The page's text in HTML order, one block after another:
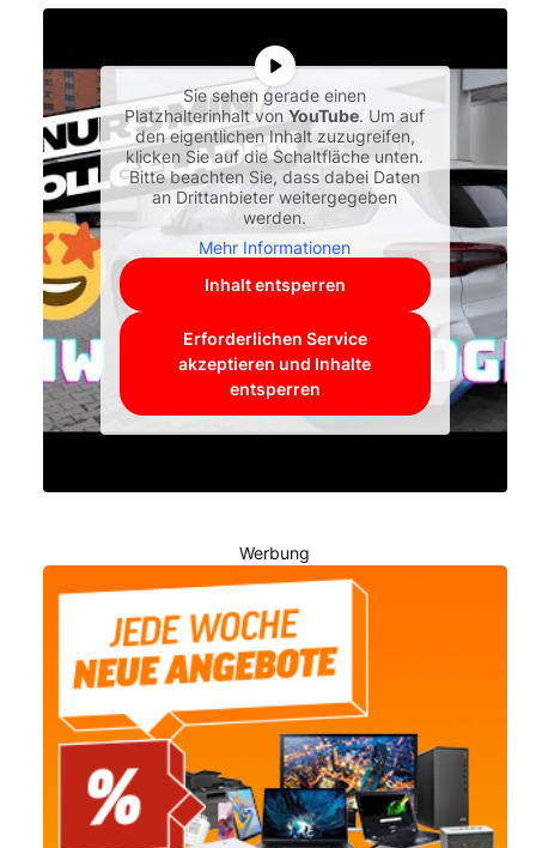
Sie sehen gerade einen
Platzhalterinhalt vonYouTube. Um auf
den eigentlichen Inhalt zuzugreifen,
klicken Sie auf die Schaltfläche unten.
Bitte beachten Sie, dass dabei Daten
an Drittanbieter weitergegeben
werden.
Mehr Informationen
Inhalt entsperren
Erforderlichen Service
akzeptieren und Inhalte
entsperren
Werbung